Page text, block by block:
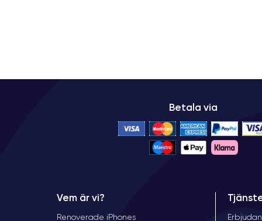
Betala via
Vem är vi?
Renoverade iPhones